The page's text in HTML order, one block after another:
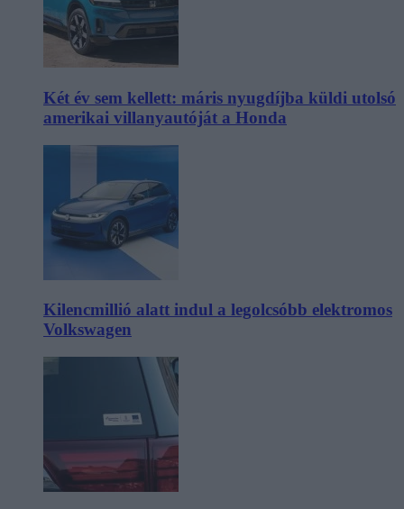
Két év sem kellett: máris nyugdíjba küldi utolsó
amerikai villanyautóját a Honda
Kilencmillió alatt indul a legolcsóbb elektromos
Volkswagen